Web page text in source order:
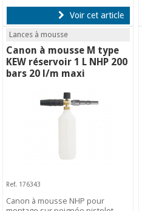
Voir cet article
Lances à mousse
Canon à mousse M type
KEW réservoir 1 L NHP 200
bars 20 l/m maxi
Ref. 176343
Canon à mousse NHP pour